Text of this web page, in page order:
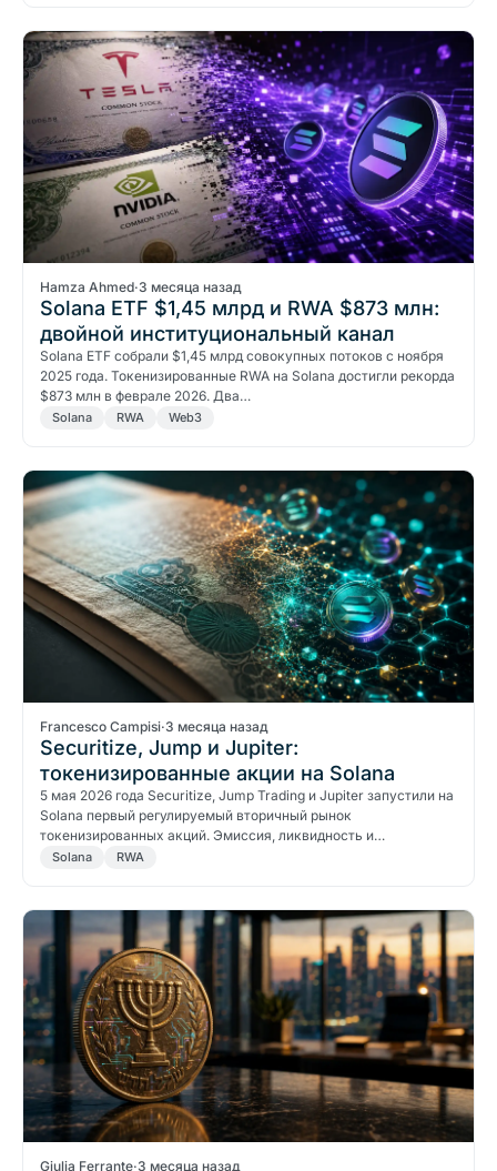
Hamza Ahmed·3 месяца назад
Solana ETF $1,45 млрд и RWA $873 млн:
двойной институциональный канал
Solana ETF собрали $1,45 млрд совокупных потоков с ноября
2025 года. Токенизированные RWA на Solana достигли рекорда
$873 млн в феврале 2026. Два…
Solana RWA Web3
Francesco Campisi·3 месяца назад
Securitize, Jump и Jupiter:
токенизированные акции на Solana
5 мая 2026 года Securitize, Jump Trading и Jupiter запустили на
Solana первый регулируемый вторичный рынок
токенизированных акций. Эмиссия, ликвидность и…
Solana RWA
Giulia Ferrante·3 месяца назад